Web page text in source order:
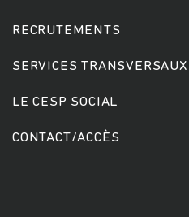
RECRUTEMENTS
SERVICES TRANSVERSAUX
LE CESP SOCIAL
CONTACT/ACCÈS